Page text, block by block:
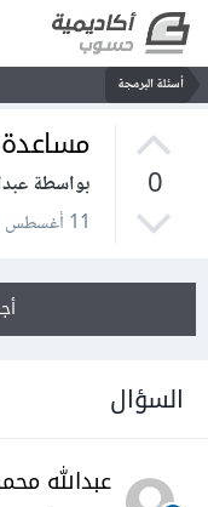
أسئلة البرمجة
0
بواسطة
11 أغسطس 2021
السؤال
عبدالله